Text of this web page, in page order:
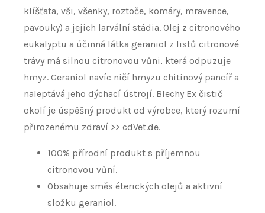
klíšťata, vši, všenky, roztoče, komáry, mravence,
pavouky) a jejich larvální stádia. Olej z citronového
eukalyptu a účinná látka geraniol z listů citronové
trávy má silnou citronovou vůni, která odpuzuje
hmyz. Geraniol navíc ničí hmyzu chitinový pancíř a
naleptává jeho dýchací ústrojí. Blechy Ex čistič
okolí je úspěšný produkt od výrobce, který rozumí
přirozenému zdraví >> cdVet.de.
100% přírodní produkt s příjemnou
citronovou vůní. ​
Obsahuje směs éterických olejů a aktivní
složku geraniol. ​